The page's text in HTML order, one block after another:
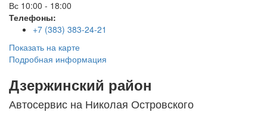
Вс 10:00 - 18:00
Телефоны:
+7 (383) 383-24-21
Показать на карте
Подробная информация
Дзержинский район
Автосервис на Николая Островского